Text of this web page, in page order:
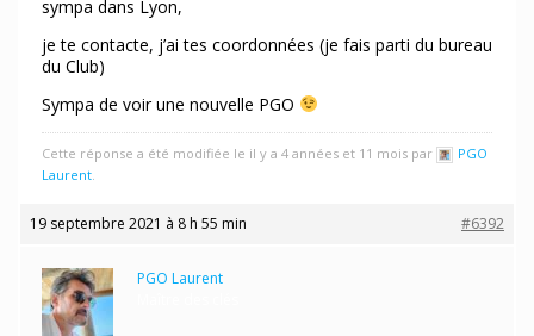
sympa dans Lyon,
je te contacte, j’ai tes coordonnées (je fais parti du bureau
du Club)
Sympa de voir une nouvelle PGO
Cette réponse a été modifiée le il y a 4 années et 11 mois par
PGO
Laurent
19 septembre 2021 à 8 h 55 min #6392
PGO Laurent